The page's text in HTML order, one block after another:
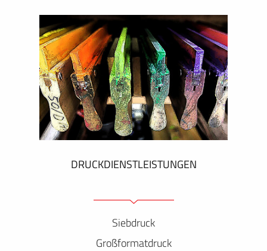
DRUCKDIENSTLEISTUNGEN
Siebdruck
Großformatdruck